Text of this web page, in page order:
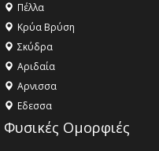
Πέλλα
Κρύα Βρύση
Σκύδρα
Αριδαία
Aρνισσα
Eδεσσα
Φυσικές Ομορφιές